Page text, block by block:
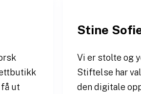
ut
Stine
Vi er stolte og
Stiftelse har
den digitale